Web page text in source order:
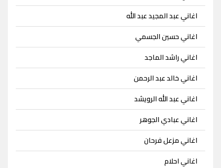
اغاني عبد المجيد عبد الله
اغاني حسين الجسمي
اغاني راشد الماجد
اغاني خالد عبد الرحمن
اغاني عبد الله الرويشد
اغاني عبادي الجوهر
اغاني مزعل فرحان
اغاني احلام